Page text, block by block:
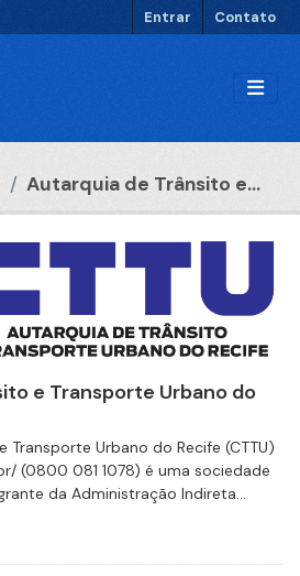
Entrar Contato
Autarquia de Trânsito e...
e Transporte Urbano do
Transporte Urbano do Recife (CTTU)
(0800 081 1078) é uma sociedade
da Administração Indireta...